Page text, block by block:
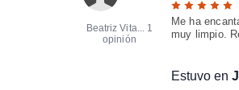
Beatriz Vita... 1
opinión
Me ha
muy limpio.
Estuvo en